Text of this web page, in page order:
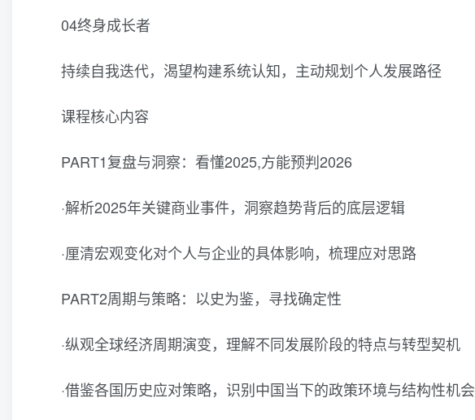
04终身成长者
持续自我迭代，渴望构建系统认知，主动规划个人发展路径
课程核心内容
PART1复盘与洞察：看懂2025,方能预判2026
·解析2025年关键商业事件，洞察趋势背后的底层逻辑
·厘清宏观变化对个人与企业的具体影响，梳理应对思路
PART2周期与策略：以史为鉴，寻找确定性
·纵观全球经济周期演变，理解不同发展阶段的特点与转型契机
·借鉴各国历史应对策略，识别中国当下的政策环境与结构性机会